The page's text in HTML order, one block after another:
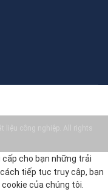
chữa thiết bị. Với
nhóm có còng
dùng có thể chọn
thiết bị một cách
liệu công nghiệp. All rights
cho bạn những trải
tiếp tục truy cập, bạn
của chúng tôi.